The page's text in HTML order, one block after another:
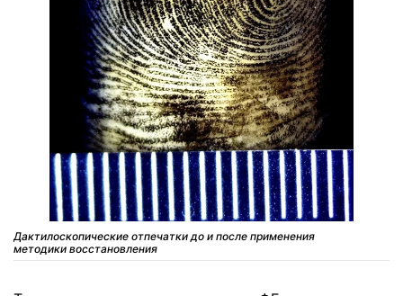
Дактилоскопические отпечатки до и после применения
методики восстановления